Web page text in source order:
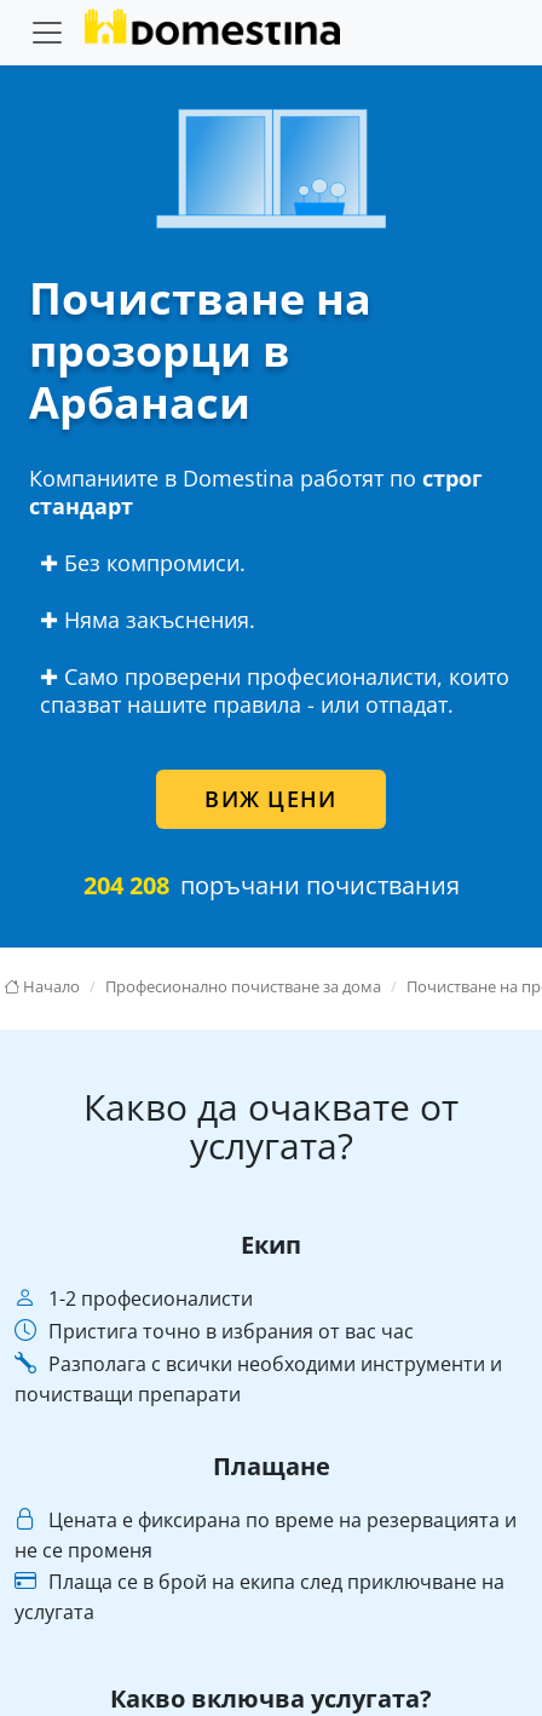
Почистване на
прозорци в
Арбанаси
Компаниите в Domestina работят по строг
стандарт
✚ Без компромиси.
✚ Няма закъснения.
✚ Само проверени професионалисти, които
спазват нашите правила - или отпадат.
ВИЖ ЦЕНИ
204 208 поръчани почиствания
Начало Професионално почистване за дома Почистване на
Какво да очаквате от
услугата?
Екип
1-2 професионалисти
Пристига точно в избрания от вас час
Разполага с всички необходими инструменти и
почистващи препарати
Плащане
Цената е фиксирана по време на резервацията и
не се променя
Плаща се в брой на екипа след приключване на
услугата
Какво включва услугата?